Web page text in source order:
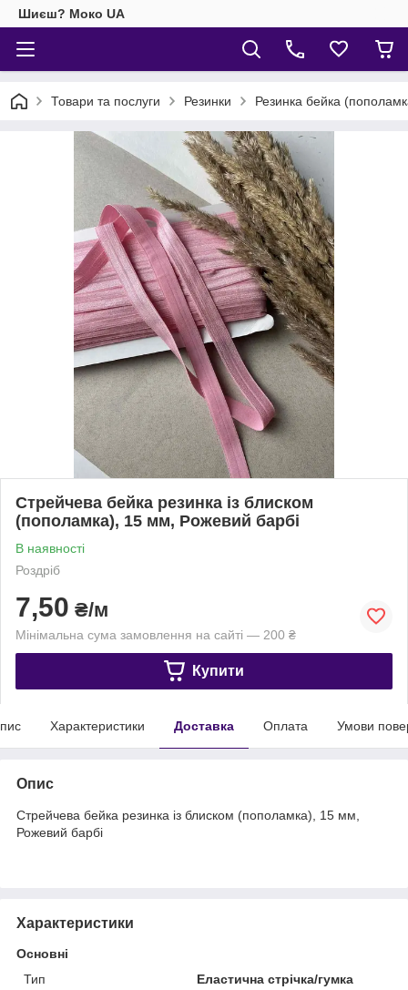
Шиєш? Моко UA
Товари та послуги Резинки Резинка бейка
Стрейчева бейка резинка із блиском
(пополамка), 15 мм, Рожевий барбі
В наявності
Роздріб
7,50 ₴/м
Мінімальна сума замовлення на сайті — 200 ₴
Купити
Характеристики Доставка Оплата Умови
Опис
Стрейчева бейка резинка із блиском (пополамка), 15 мм,
Рожевий барбі
Характеристики
Основні
Тип
Еластична стрічка/гумка